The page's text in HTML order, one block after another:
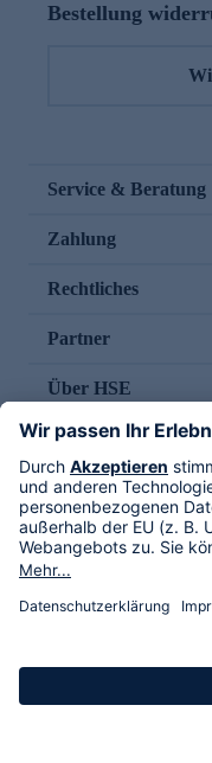
Bestellung
Service & Beratung
Zahlung
Rechtliches
Partner
Über HSE
Im TV
HSE International